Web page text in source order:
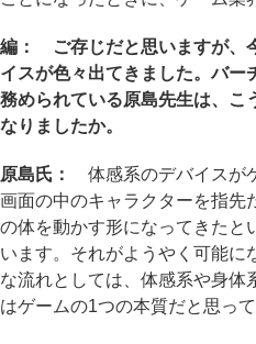
編： ご存じだと思いますが、
イスが色々出てきました。バー
務められている原島先生は、こ
なりましたか。
原島氏：
体感系のデバイスが
画面の中のキャラクターを指先
の体を動かす形になってきたと
います。それがようやく可能に
な流れとしては、体感系や身体
はゲームの1つの本質だと思って